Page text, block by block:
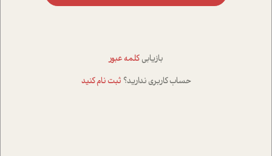
بازیابی کلمه عبور
حساب کاربری ندارید؟ ثبت نام کنید